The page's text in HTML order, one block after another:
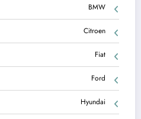
BMW
Citroen
Fiat
Ford
Hyundai